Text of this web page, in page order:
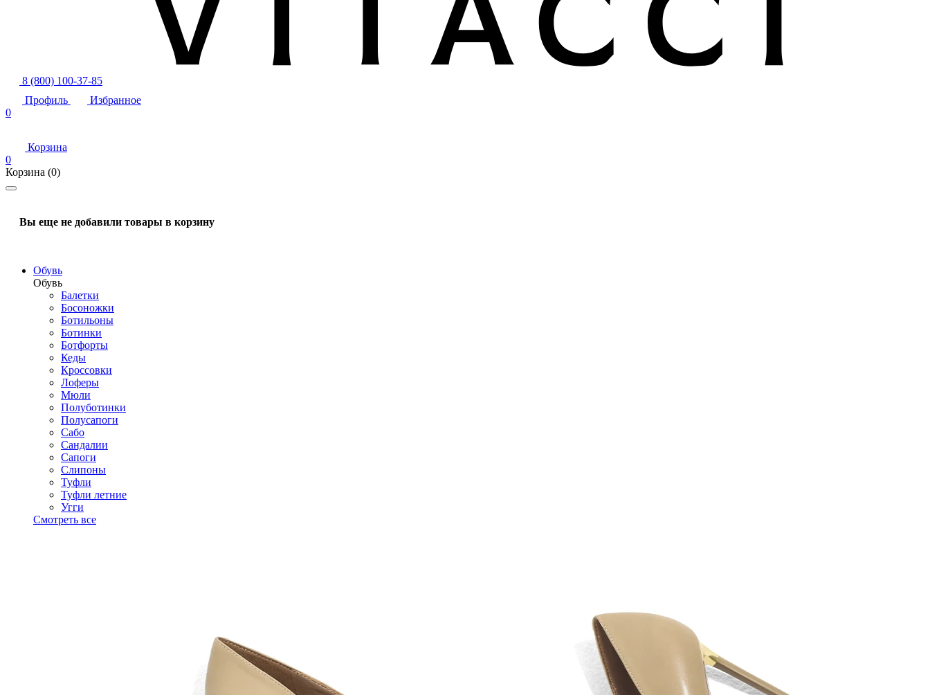
8 (800) 100-37-85
Профиль
Избранное
0
Корзина
0
Корзина (0)
Вы еще не добавили товары в корзину
Обувь
Обувь
Балетки
Босоножки
Ботильоны
Ботинки
Ботфорты
Кеды
Кроссовки
Лоферы
Мюли
Полуботинки
Полусапоги
Сабо
Сандалии
Сапоги
Слипоны
Туфли
Туфли летние
Угги
Смотреть все